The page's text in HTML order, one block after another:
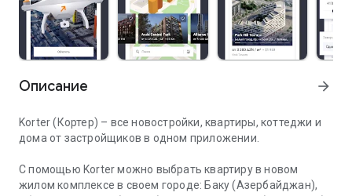
Описание arrow_forward
Korter (Кортер) – все новостройки, квартиры, коттеджи и
дома от застройщиков в одном приложении.
С помощью Korter можно выбрать квартиру в новом
жилом комплексе в своем городе: Баку (Азербайджан),